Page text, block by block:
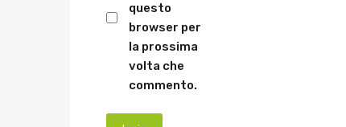
questo
browser per
la prossima
volta che
commento.